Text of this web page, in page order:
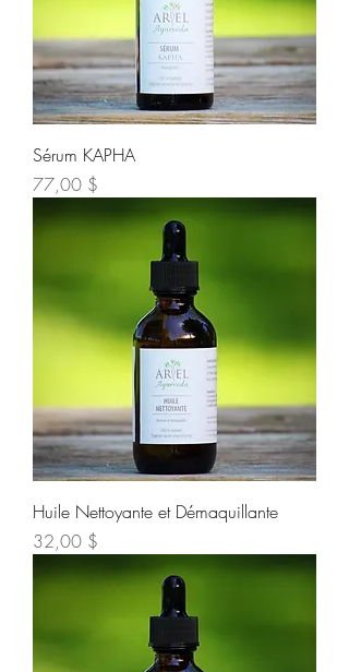
Sérum KAPHA
Prix
77,00 $
Huile Nettoyante et Démaquillante
Prix
32,00 $